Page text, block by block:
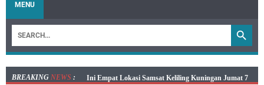
MENU
BREAKING NEWS :
Jumat 7 Agustus 2026 Mobil SIM Keliling Ada di